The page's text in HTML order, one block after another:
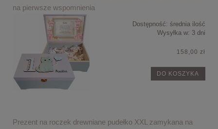
na pierwsze wspomnienia
Dostępność: średnia ilość
Wysyłka w: 3 dni
158,00 zł
DO KOSZYKA
Prezent na roczek drewniane pudełko XXL zamykana na